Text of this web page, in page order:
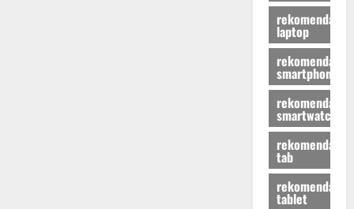
rekomendasi
laptop
rekomendasi
smartphone
rekomendasi
smartwatch
rekomendasi
tab
rekomendasi
tablet